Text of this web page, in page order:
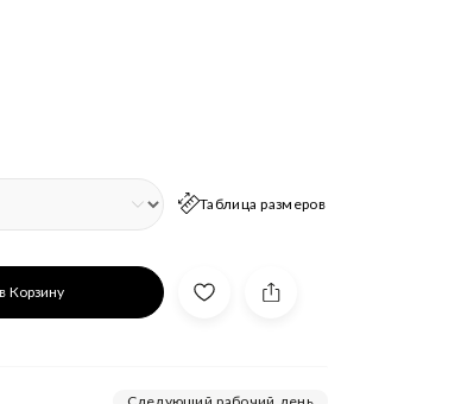
Таблица размеров
Корзину
Следующий рабочий день